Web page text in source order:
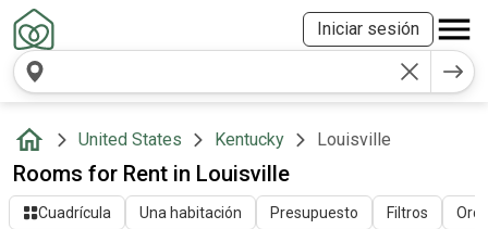
Iniciar sesión
United States Kentucky Louisville
Rooms for Rent in Louisville
Cuadrícula Una habitación Presupuesto Filtros